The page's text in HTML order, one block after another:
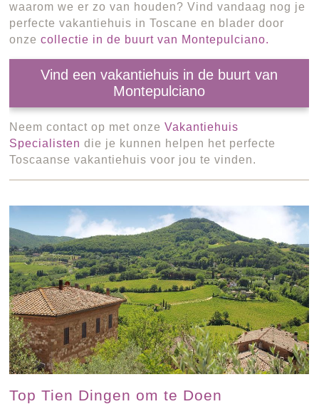
waarom we er zo van houden? Vind vandaag nog je
perfecte vakantiehuis in Toscane en blader door
onzecollectie in de buurt van Montepulciano.
Vind een vakantiehuis in de buurt van
Montepulciano
Neem contact op met onzeVakantiehuis
Specialisten die je kunnen helpen het perfecte
Toscaanse vakantiehuis voor jou te vinden.
Top Tien Dingen om te Doen